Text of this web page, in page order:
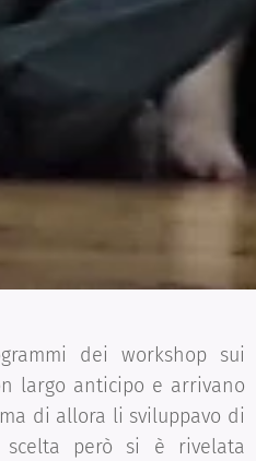
dei workshop sui
largo anticipo e arrivano
di allora li sviluppavo di
scelta però si è rivelata